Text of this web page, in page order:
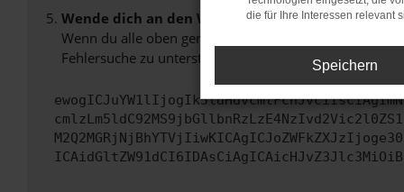
Wende dich an den Webseitenbetreiber.
Wenn du alle oben genannten Schritte versucht hast,
Fehlersuche zu unterstützen:
die für Ihre Interessen relevant
Speichern